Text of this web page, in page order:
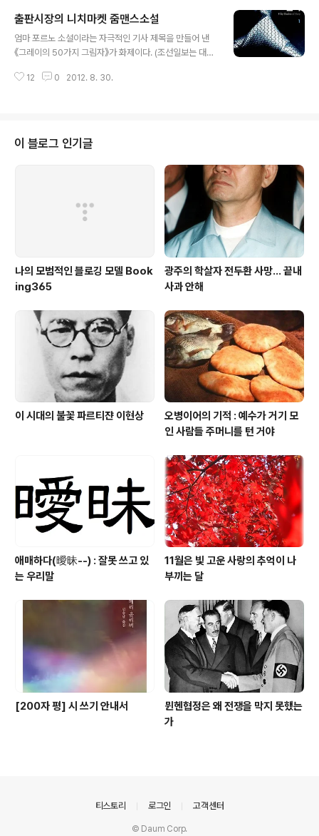
건에서 항상 자신의 효용이나 기대이익을 최대화하려고 노
력한다. 그 결과 시장은 가격신호라는 메커니즘을 통해 균
형 상태로 향하게 된다는 게 미시경제학의 기본 토대이다.
은 아니다. 댄 애리얼리의 《거짓말하는 착한 사람들》은 '왜
출판시장의 니치마켓 줌맨스소설
엄마 포르노 소설이라는 자극적인 기사 제목을 만들어 낸
《그레이의 50가지 그림자》가 화제이다. (조선일보는 대단
이 많은 신문이다.) 10대 소녀의 전유물이라 생각했던 로맨
슈로 태동하던 시기에 니치마켓 또는 캐즘이라는 용어가
유행했다. (지금도 유효하지만...) 그 유행으로 출간된 《인
터넷에서 찾는 틈새시장》에서 '출판'에 관한 부분이다. 연
애소설은 슈퍼마켓, 공원 가판점에 이르기까지 어디에서나
판매된다. 연애소설의 표지를 보면 한결같이 남녀 주인공
이 사랑스러운 자세를 하고 있다. 그..
12 0 2012. 8. 30.
이 블로그 인기글
나의 모범적인 블로깅 모델 Book
ing365
광주의 학살자 전두환 사망... 끝내
사과 안해
이 시대의 불꽃 파르티쟌 이현상
오병이어의 기적 : 예수가 거기 모
인 사람들 주머니를 턴 거야
애매하다(曖昧--) : 잘못 쓰고 있
는 우리말
11월은 빛 고운 사랑의 추억이 나
부끼는 달
[200자 평] 시 쓰기 안내서
뮌헨협정은 왜 전쟁을 막지 못했는
가
티스토리 로그인 고객센터
© Daum Corp.